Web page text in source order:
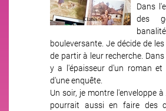
Dans
des
bouleversante. Je décide de
de partir à leur recherche. Dans
y a l'épaisseur d'un roman et
d'une enquête.
Un soir, je montre l'enveloppe
pourrait aussi en faire des